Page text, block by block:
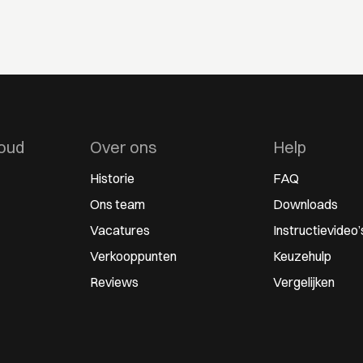
Over ons
Historie
Ons team
Vacatures
Verkooppunten
Reviews
Help
FAQ
Downloads
Keuzehulp
Vergelijken